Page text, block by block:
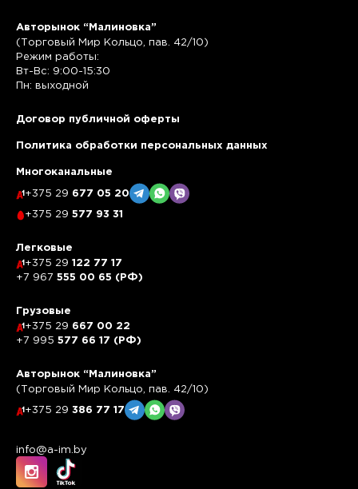
Авторынок “Малиновка”
(Торговый Мир Кольцо, пав. 42/10)
Режим работы:
Вт-Вс: 9:00-15:30
Пн: выходной
Договор публичной оферты
Политика обработки персональных данных
Многоканальные
+375 29 677 05 20
+375 29 577 93 31
Легковые
+375 29 122 77 17
+7 967 555 00 65 (РФ)
Грузовые
+375 29 667 00 22
+7 995 577 66 17 (РФ)
Авторынок “Малиновка”
(Торговый Мир Кольцо, пав. 42/10)
+375 29 386 77 17
info@a-im.by